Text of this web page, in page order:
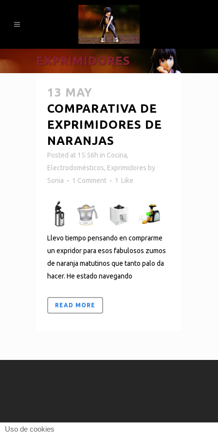
EXPRIMIDORES
13 MAY
COMPARATIVA DE
EXPRIMIDORES DE
NARANJAS
Posted at 15:56h in Cocina,
Electrodomésticos, Exprimidores by
Sonia
1 Comment 1 Like
Llevo tiempo pensando en comprarme
un expridor para esos fabulosos zumos
de naranja matutinos que tanto palo da
hacer. He estado navegando
READ MORE
Uso de cookies